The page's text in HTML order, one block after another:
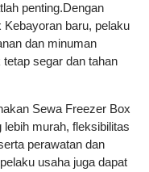
penting.Dengan
baru, pelaku
dan minuman
segar dan tahan
Sewa Freezer Box
murah, fleksibilitas
perawatan dan
usaha juga dapat